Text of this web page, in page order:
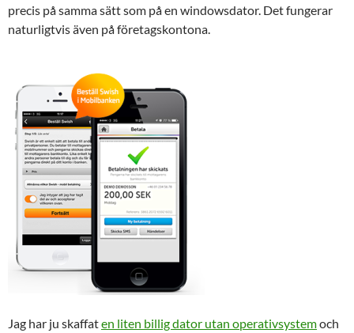
precis på samma sätt som på en windowsdator. Det fungerar
naturligtvis även på företagskontona.
Jag har ju skaffaten liten billig dator utan operativsystemoch